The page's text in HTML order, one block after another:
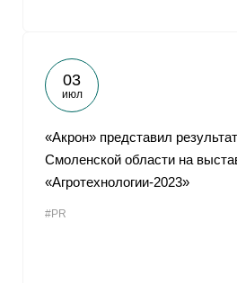
03
июл
«Акрон» представил
Смоленской области на
«Агротехнологии-2023»
#PR